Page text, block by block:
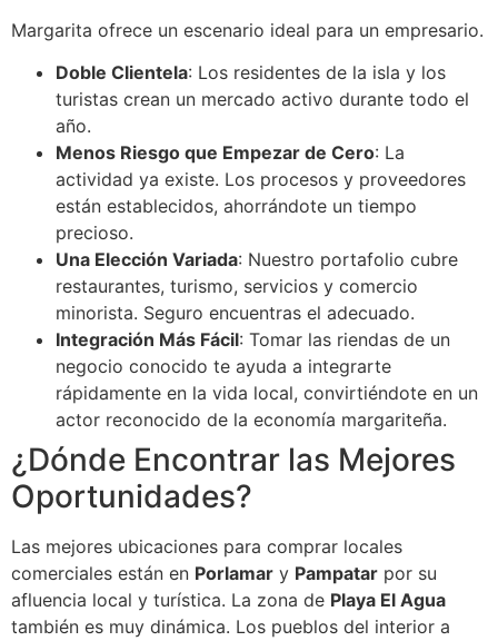
Margarita ofrece un escenario ideal para un empresario.
Doble Clientela: Los residentes de la isla y los
turistas crean un mercado activo durante todo el
año.
Menos Riesgo que Empezar de Cero: La
actividad ya existe. Los procesos y proveedores
están establecidos, ahorrándote un tiempo
precioso.
Una Elección Variada: Nuestro portafolio cubre
restaurantes, turismo, servicios y comercio
minorista. Seguro encuentras el adecuado.
Integración Más Fácil: Tomar las riendas de un
negocio conocido te ayuda a integrarte
rápidamente en la vida local, convirtiéndote en un
actor reconocido de la economía margariteña.
¿Dónde Encontrar las Mejores
Oportunidades?
Las mejores ubicaciones para comprar locales
comerciales están en Porlamar y Pampatar por su
afluencia local y turística. La zona de Playa El Agua
también es muy dinámica. Los pueblos del interior a